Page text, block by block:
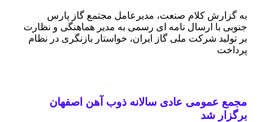
به گزارش کلام صنعت، مدیرعامل مجتمع گاز پارس
جنوبی با ارسال نامه ای رسمی به مدیر هماهنگی و نظارت
بر تولید شرکت ملی گاز ایران، خواستار بازنگری در نظام
پرداخت
مجمع عمومی عادی سالانه ذوب آهن اصفهان
برگزار شد